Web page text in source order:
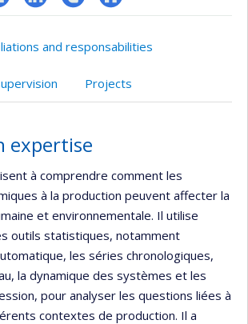
LinkedInCompteAutre
and responsabilities
Projects
expertise
à comprendre comment les
à la production peuvent affecter la
et environnementale. Il utilise
outils statistiques, notamment
les séries chronologiques,
la dynamique des systèmes et les
pour analyser les questions liées à
contextes de production. Il a